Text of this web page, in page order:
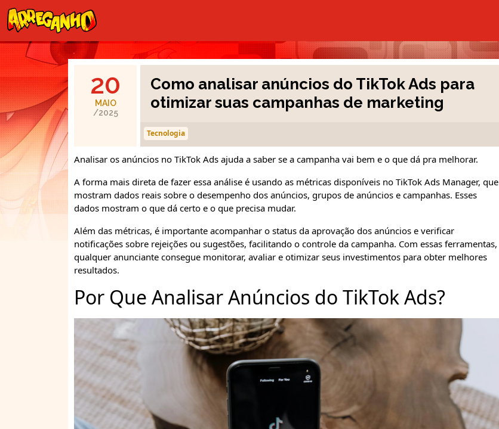
20
MAIO
/2025
Como analisar anúncios do TikTok Ads para
otimizar suas campanhas de marketing
Tecnologia
Analisar os anúncios no TikTok Ads ajuda a saber se a campanha vai bem e o que dá pra melhorar.
A forma mais direta de fazer essa análise é usando as métricas disponíveis no TikTok Ads Manager, que
mostram dados reais sobre o desempenho dos anúncios, grupos de anúncios e campanhas. Esses
dados mostram o que dá certo e o que precisa mudar.
Além das métricas, é importante acompanhar o status da aprovação dos anúncios e verificar
notificações sobre rejeições ou sugestões, facilitando o controle da campanha. Com essas ferramentas,
qualquer anunciante consegue monitorar, avaliar e otimizar seus investimentos para obter melhores
resultados.
Por Que Analisar Anúncios do TikTok Ads?